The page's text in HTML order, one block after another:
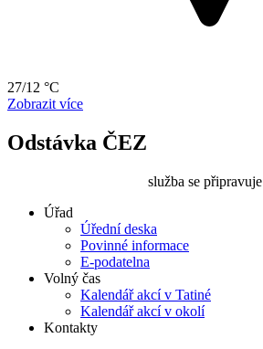
27/12 °C
Zobrazit více
Odstávka ČEZ
služba se připravuje
Úřad
Úřední deska
Povinné informace
E-podatelna
Volný čas
Kalendář akcí v Tatiné
Kalendář akcí v okolí
Kontakty